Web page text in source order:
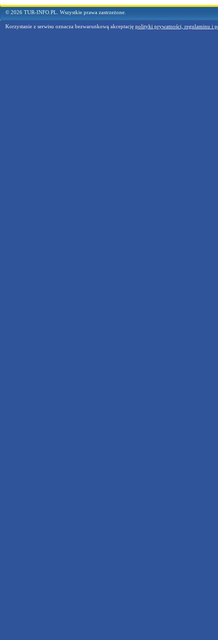
© 2026 TUR-INFO.PL. Wszystkie prawa zastrzeżone.
Korzystanie z serwisu oznacza bezwarunkową akceptację polityki prywatności, regulaminu i